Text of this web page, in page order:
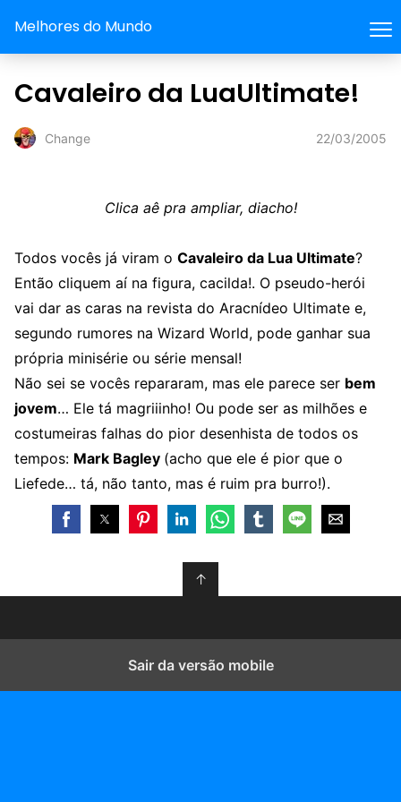
Melhores do Mundo
Cavaleiro da LuaUltimate!
Change 22/03/2005
Clica aê pra ampliar, diacho!
Todos vocês já viram o Cavaleiro da Lua Ultimate?
Então cliquem aí na figura, cacilda!. O pseudo-herói
vai dar as caras na revista do Aracnídeo Ultimate e,
segundo rumores na Wizard World, pode ganhar sua
própria minisérie ou série mensal!
Não sei se vocês repararam, mas ele parece ser bem
jovem… Ele tá magriiinho! Ou pode ser as milhões e
costumeiras falhas do pior desenhista de todos os
tempos: Mark Bagley (acho que ele é pior que o
Liefede… tá, não tanto, mas é ruim pra burro!).
↑
Sair da versão mobile